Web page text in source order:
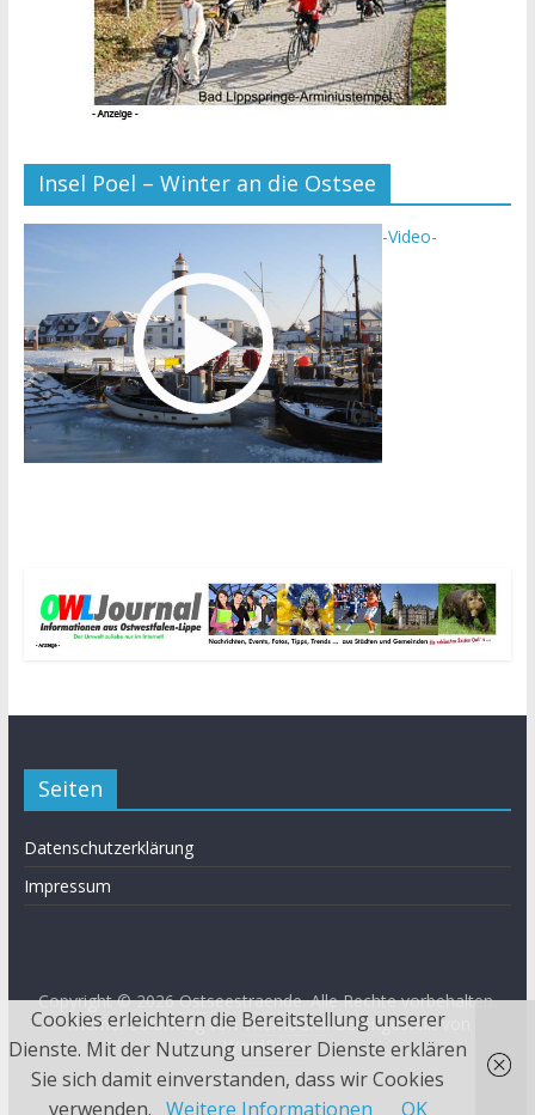
Insel Poel – Winter an die Ostsee
-Video-
Seiten
Datenschutzerklärung
Impressum
Copyright © 2026Ostseestraende. Alle Rechte vorbehalten.
Theme: ColorMag von ThemeGrill. Bereitgestellt von
WordPress.
Cookies erleichtern die Bereitstellung unserer
Dienste. Mit der Nutzung unserer Dienste erklären
Sie sich damit einverstanden, dass wir Cookies
verwenden. Weitere Informationen OK